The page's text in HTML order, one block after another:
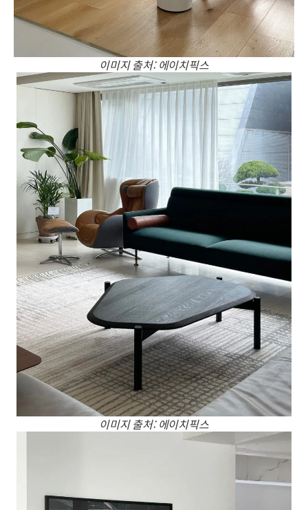
이미지 출처: 에이치픽스
이미지 출처: 에이치픽스